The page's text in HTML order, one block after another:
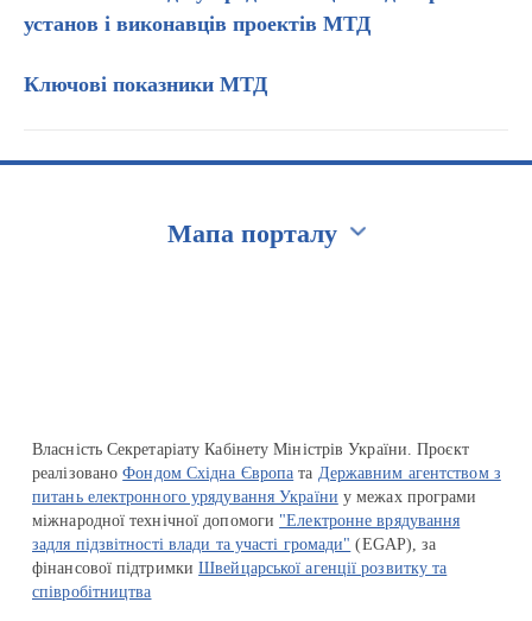
установ і виконавців проектів МТД
Ключові показники МТД
Мапа порталу
Власність Секретаріату Кабінету Міністрів України. Проєкт
реалізованоФондом Східна Європа та Державним агентством з
питань електронного урядування України у межах програми
міжнародної технічної допомоги "Електронне врядування
задля підзвітності влади та участі громади" (EGAP), за
фінансової підтримкиШвейцарської агенції розвитку та
співробітництва